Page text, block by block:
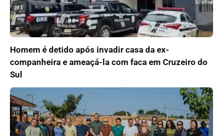
Homem é detido após invadir casa da ex-
companheira e ameaçá-la com faca em Cruzeiro do
Sul